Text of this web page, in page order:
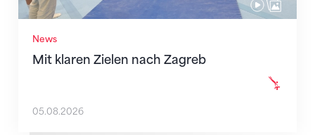
News
Mit klaren Zielen nach Zagreb
05.08.2026